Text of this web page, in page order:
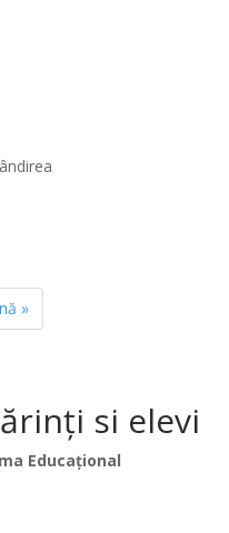
»
si elevi
Educațional